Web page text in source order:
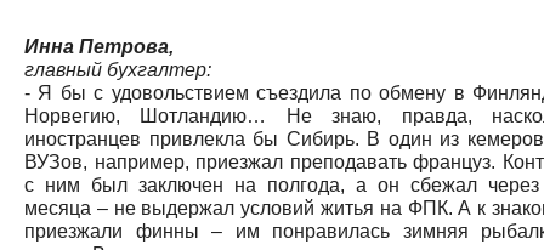
Инна Петрова,
главный бухгалтер:
- Я бы с удовольствием съездила по обмену в
Норвегию, Шотландию… Не знаю, правда,
иностранцев привлекла бы Сибирь. В один из
ВУЗов, например, приезжал преподавать француз.
с ним был заключен на полгода, а он сбежал
месяца – не выдержал условий житья на ФПК. А к
приезжали финны – им понравилась зимняя